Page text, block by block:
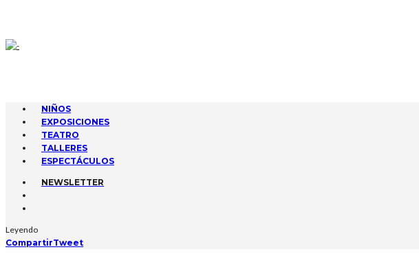
NIÑOS
EXPOSICIONES
TEATRO
TALLERES
ESPECTÁCULOS
NEWSLETTER
Leyendo
CompartirTweet